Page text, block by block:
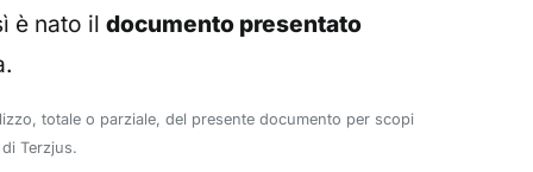
è nato il documento presentato
totale o parziale, del presente documento per scopi
Terzjus.